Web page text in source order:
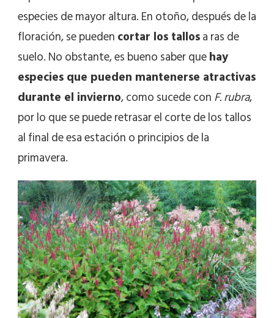
especies de mayor altura. En otoño, después de la
floración, se puedencortar los tallosa ras de
suelo. No obstante, es bueno saber quehay
especies que pueden mantenerse atractivas
durante el invierno, como sucede conF. rubra,
por lo que se puede retrasar el corte de los tallos
al final de esa estación o principios de la
primavera.